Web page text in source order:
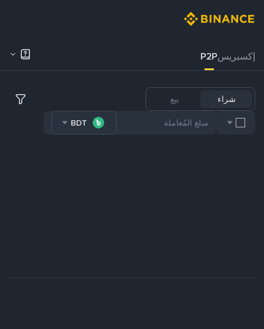
إكسبريسP2P
شراء بيع
BDT